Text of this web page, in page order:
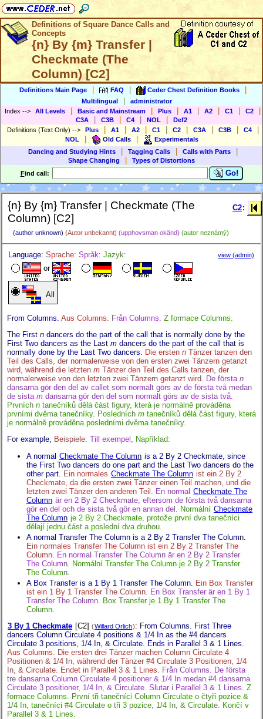
Definitions of Square Dance Calls and
Concepts
{n} By {m} Transfer |
Checkmate (The
Column) [C2]
Definitions Main Page FAQ Ceder Chest Definition Books
Multilingual
administrator
Index --> All Levels Basic and Mainstream Plus A1 A2 C1 C2
C3A C3B C4 NOL
Def2
Definitions (Text Only) --> Plus A1 A2 C1 C2 C3A C3B C4
NOL Old Calls
Experimentals
Dancing and Studying Hints
Tagging Calls Calls with Parts
Shape Changing
Types of Distortions
Find call: Go!
{n} By {m} Transfer | Checkmate (The
Column) [C2]
(author unknown) (Autor unbekannt) (upphovsman okänd) (autor neznámý)
C2:
Language: Sprache: Språk: Jazyk:
or
All
view (admin)
From Columns. Aus Columns. Från Columns. Z formace Columns.
The First n dancers do the part of the call that is normally done by the
First Two dancers as the Last m dancers do the part of the call that is
normally done by the Last Two dancers.
Die ersten n Tänzer tanzen den
Teil des Calls, der normalerweise von den ersten zwei Tänzern getanzt
wird, während die letzten m Tänzer den Teil des Calls tanzen, der
normalerweise von den letzten zwei Tänzern getanzt wird.
De första n
dansarna gör den del av callet som normalt görs av de första två medan
de sista m dansarna gör den del som normalt görs av de sista två.
Prvních n tanečníků dělá část figury, která je normálně prováděna
prvními dvěma tanečníky. Posledních m tanečníků dělá část figury, která
je normálně prováděna posledními dvěma tanečníky.
For example, Beispiele: Till exempel, Například:
A normal Checkmate The Column is a 2 By 2 Checkmate, since
the First Two dancers do one part and the Last Two dancers do the
other part. Ein normales Checkmate The Column ist ein 2 By 2
Checkmate, da die ersten zwei Tänzer einen Teil machen, und die
letzten zwei Tänzer den anderen Teil.
En normal Checkmate The
Column är en 2 By 2 Checkmate, eftersom de första två dansarna
gör en del och de sista två gör en annan del.
Normální Checkmate
The Column je 2 By 2 Checkmate, protože první dva tanečníci
dělají jednu část a poslední dva druhou.
A normal Transfer The Column is a 2 By 2 Transfer The Column.
Ein normales Transfer The Column ist ein 2 By 2 Transfer The
Column. En normal Transfer The Column är en 2 By 2 Transfer
The Column. Normální Transfer The Column je 2 By 2 Transfer
The Column.
A Box Transfer is a 1 By 1 Transfer The Column. Ein Box Transfer
ist ein 1 By 1 Transfer The Column. En Box Transfer är en 1 By 1
Transfer The Column. Box Transfer je 1 By 1 Transfer The
Column.
3 By 1 Checkmate [C2] (Willard Orlich): From Columns. First Three
dancers Column Circulate 4 positions & 1/4 In as the #4 dancers
Circulate 3 positions, 1/4 In, & Circulate. Ends in Parallel 3 & 1 Lines.
Aus Columns. Die ersten drei Tänzer machen Column Circulate 4
Positionen & 1/4 In, während der Tänzer #4 Circulate 3 Positionen, 1/4
In, & Circulate. Endet in Parallel 3 & 1 Lines.
Från Columns. De första
tre dansarna Column Circulate 4 positioner & 1/4 In medan #4 dansarna
Circulate 3 positioner, 1/4 In, & Circulate. Slutar i Parallel 3 & 1 Lines. Z
formace Columns. První tři tanečníci Column Circulate o čtyři pozice &
1/4 In, tanečníci #4 Circulate o tři 3 pozice, 1/4 In, & Circulate. Končí v
Parallel 3 & 1 Lines.